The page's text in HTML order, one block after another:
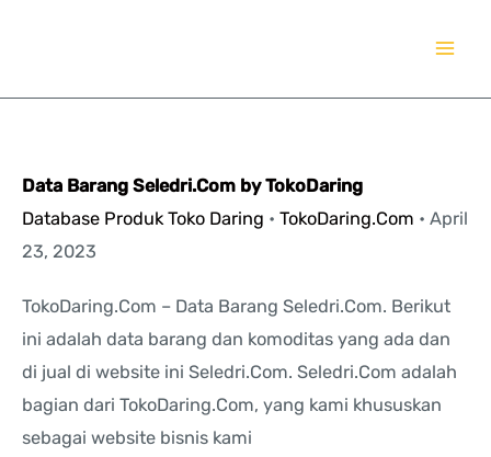
Data Barang Seledri.Com by TokoDaring
Database Produk Toko Daring • TokoDaring.Com • April
23, 2023
TokoDaring.Com – Data Barang Seledri.Com. Berikut
ini adalah data barang dan komoditas yang ada dan
di jual di website ini Seledri.Com. Seledri.Com adalah
bagian dari TokoDaring.Com, yang kami khususkan
sebagai website bisnis kami